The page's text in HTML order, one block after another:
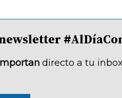
directo a tu inbox